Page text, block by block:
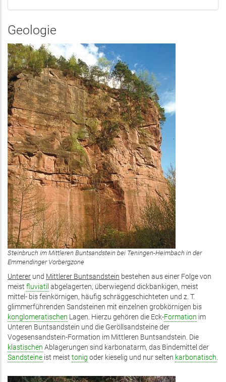
Geologie
Steinbruch im Mittleren Buntsandstein bei Teningen-Heimbach in der
Emmendinger Vorbergzone
Unterer und Mittlerer Buntsandstein bestehen aus einer Folge von
meist fluviatil abgelagerten, überwiegend dickbankigen, meist
mittel- bis feinkörnigen, häufig schräggeschichteten und z. T.
glimmerführenden Sandsteinen mit einzelnen grobkörnigen bis
konglomeratischen Lagen. Hierzu gehören die Eck-Formation im
Unteren Buntsandstein und die Geröllsandsteine der
Vogesensandstein-Formation im Mittleren Buntsandstein. Die
klastischen Ablagerungen sind karbonatarm, das Bindemittel der
Sandsteine ist meist tonig oder kieselig und nur selten karbonatisch.